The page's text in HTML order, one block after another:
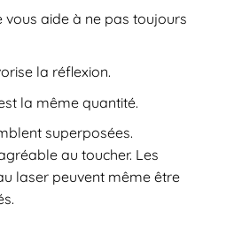
vous aide à ne pas toujours
la réflexion.
la même quantité.
superposées.
au toucher. Les
laser peuvent même être